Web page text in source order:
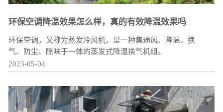
环保空调降温效果怎么样，真的有效降温效果吗
环保空调，又称为蒸发冷风机，是一种集通风、降温、换
气、防尘、除味于一体的蒸发式降温换气机组。
2023-05-04